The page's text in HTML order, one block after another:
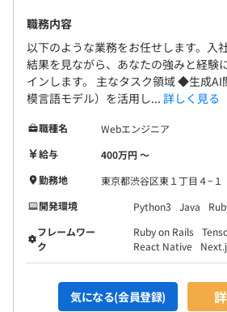
す。
技術と人間性の両面を大切にする、
ム文化がここにあります。
AIと人間の視点を融合させた多角的
当社の人事考課は「時間ではなく成
理念のもと、
従来の一方向的評価ではなく、多角
築しています。
最大の特徴は、AIデータ分析と人間
せたハイブリッド型評価手法です。
プロジェクト貢献度などの定量デー
職務内容
以下のような業務をお任せします。入
結果を見ながら、あなたの強みと経験
インします。 主なタスク領域 ◆生成AI
模言語モデル）を活用し... 詳しく見る
職種名
Webエンジニア
給与
400万円 〜
勤務地
東京都渋谷区東１丁目４−１
開発環境
Python3 Java
フレームワー
ク
Ruby on Rails
React Native
気になる(会員登録)